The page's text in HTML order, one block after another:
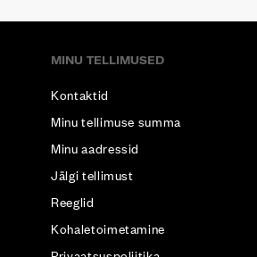
MINU TELLIMUSED
Kontaktid
Minu tellimuse summa
Minu aadressid
Jälgi tellimust
Reeglid
Kohaletoimetamine